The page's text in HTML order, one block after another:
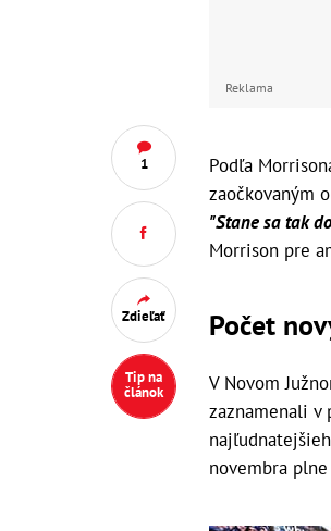
1
Zdieľať
Tip na
článok
Reklama
Podľa
zaočkovaným
"Stane sa tak
Morrison pre
Počet
V Novom
zaznamenali v
novembra